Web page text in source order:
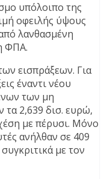
υπόλοιπο της
οφειλής ύψους
λανθασμένη
ΦΠΑ.
εισπράξεων. Για
έναντι νέου
των μη
τα 2,639 δισ. ευρώ,
με πέρυσι. Μόνο
ανήλθαν σε 409
με τον